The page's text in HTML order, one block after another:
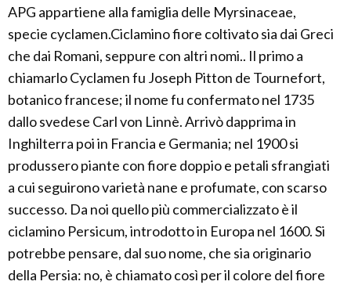
APG appartiene alla famiglia delle Myrsinaceae,
specie cyclamen.Ciclamino fiore coltivato sia dai Greci
che dai Romani, seppure con altri nomi.. Il primo a
chiamarlo Cyclamen fu Joseph Pitton de Tournefort,
botanico francese; il nome fu confermato nel 1735
dallo svedese Carl von Linnè. Arrivò dapprima in
Inghilterra poi in Francia e Germania; nel 1900 si
produssero piante con fiore doppio e petali sfrangiati
a cui seguirono varietà nane e profumate, con scarso
successo. Da noi quello più commercializzato è il
ciclamino Persicum, introdotto in Europa nel 1600. Si
potrebbe pensare, dal suo nome, che sia originario
della Persia: no, è chiamato così per il colore del fiore